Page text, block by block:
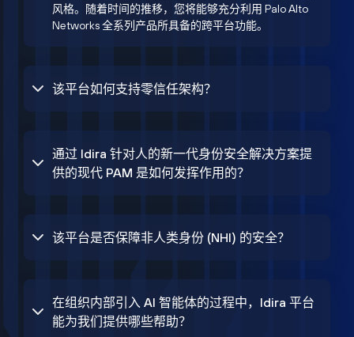
风格。随着时间的推移，您将能够充分利用 Palo Alto
Networks 全系列产品所具备的跨平台功能。
该平台如何支持零信任架构？
通过 Idira 针对人的新一代身份安全解决方案提
供的现代 PAM 是如何发挥作用的？
该平台是否保障非人类身份 (NHI) 的安全？
在组织内部引入 AI 智能体的过程中，Idira 平台
能为我们提供哪些帮助？